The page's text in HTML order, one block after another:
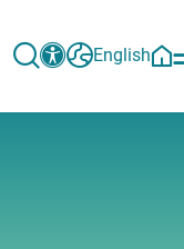
English